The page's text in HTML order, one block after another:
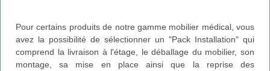
Pour certains produits de notre gamme mobilier médical, vous
avez la possibilité de sélectionner un "Pack Installation" qui
comprend la livraison à l'étage, le déballage du mobilier, son
montage, sa mise en place ainsi que la reprise des